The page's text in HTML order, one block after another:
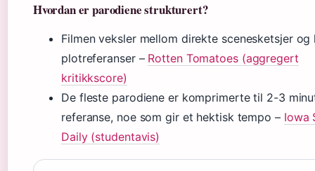
Hvordan er parodiene strukturert?
Filmen veksler mellom direkte scenesketsjer og
plotreferanser – Rotten Tomatoes (aggregert
kritikkscore)
De fleste parodiene er komprimerte til 2-3
referanse, noe som gir et hektisk tempo – Iowa
Daily (studentavis)